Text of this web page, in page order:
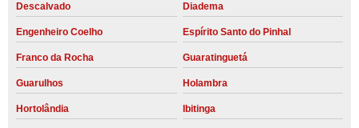
Descalvado Diadema
Engenheiro Coelho Espírito Santo do Pinhal
Franco da Rocha Guaratinguetá
Guarulhos Holambra
Hortolândia Ibitinga